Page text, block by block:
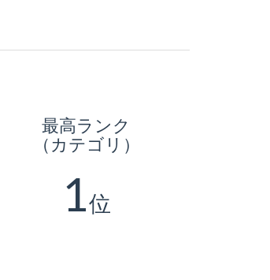
最高ランク
（カテゴリ）
1位